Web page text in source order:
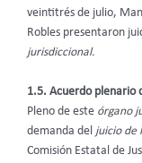
veintitrés de julio,
Robles presentaron
jurisdiccional.
1.5. Acuerdo plenario
Pleno de este órgano
demanda del juicio de
Comisión Estatal de